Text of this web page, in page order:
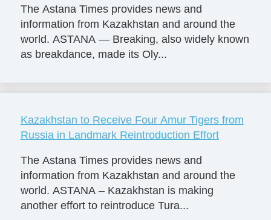
The Astana Times provides news and
information from Kazakhstan and around the
world. ASTANA — Breaking, also widely known
as breakdance, made its Oly...
Kazakhstan to Receive Four Amur Tigers from
Russia in Landmark Reintroduction Effort
The Astana Times provides news and
information from Kazakhstan and around the
world. ASTANA – Kazakhstan is making
another effort to reintroduce Tura...